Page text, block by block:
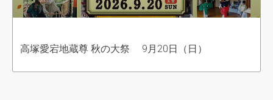
高塚愛宕地蔵尊 秋の大祭 9月20日（日）